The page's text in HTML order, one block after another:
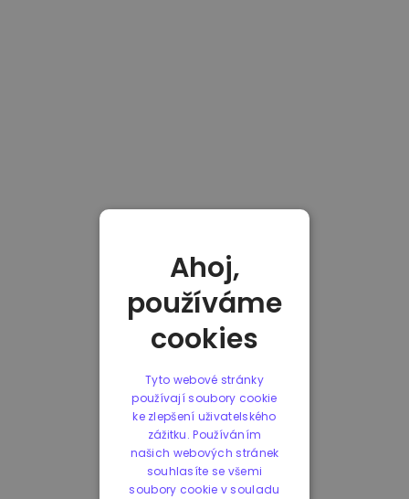
Ahoj,
používáme
cookies
Tyto webové stránky
používají soubory cookie
ke zlepšení uživatelského
zážitku. Používáním
našich webových stránek
souhlasíte se všemi
soubory cookie v souladu